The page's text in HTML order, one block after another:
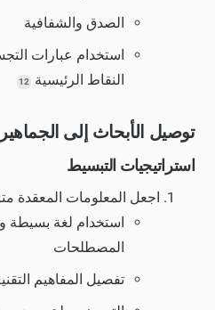
الصدق والشفافية
استخدام عبارات
النقاط الرئيسية
12
توصيل الأبحاث إلى
استراتيجيات التبسيط
اجعل المعلومات المعقدة
استخدام لغة بسيطة
المصطلحات
تفصيل المفاهيم